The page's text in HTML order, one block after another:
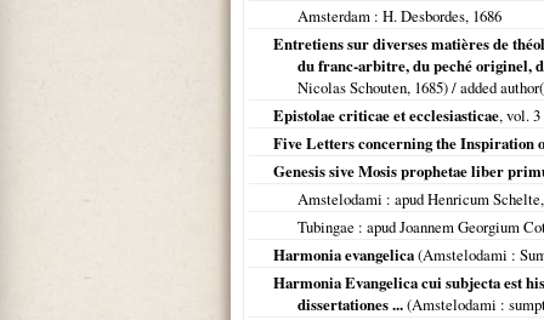
Amsterdam : H. Desbordes, 1686
Entretiens sur diverses matières de
du franc-arbitre, du peché originel,
Nicolas Schouten, 1685) / added
Epistolae criticae et ecclesiasticae, vol. 3
Five Letters concerning the Inspiration
Genesis sive Mosis prophetae liber
Amstelodami : apud Henricum
Tubingae : apud Joannem Georgium
Harmonia evangelica(Amstelodami :
Harmonia Evangelica cui subjecta est
dissertationes ...(Amstelodami :